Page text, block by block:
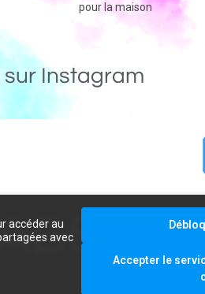
pour la maison
Instagram
accéder au
avec
Accepter le